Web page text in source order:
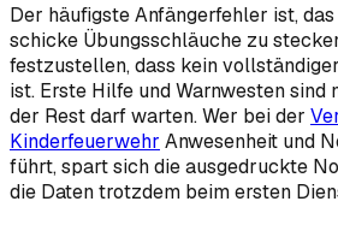
Der häufigste Anfängerfehler ist,
schicke Übungsschläuche zu
festzustellen, dass kein
ist. Erste Hilfe und Warnwesten
der Rest darf warten. Wer bei der
Kinderfeuerwehr Anwesenheit und
führt, spart sich die ausgedruckte
die Daten trotzdem beim ersten